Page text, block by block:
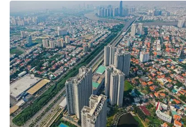
THỜI BÁO VTV
Theo dõi báo trên
Cơ quan chủ quản:
Đài Truyền hình Việt
Cơ quan báo chí:Thời báo VTV